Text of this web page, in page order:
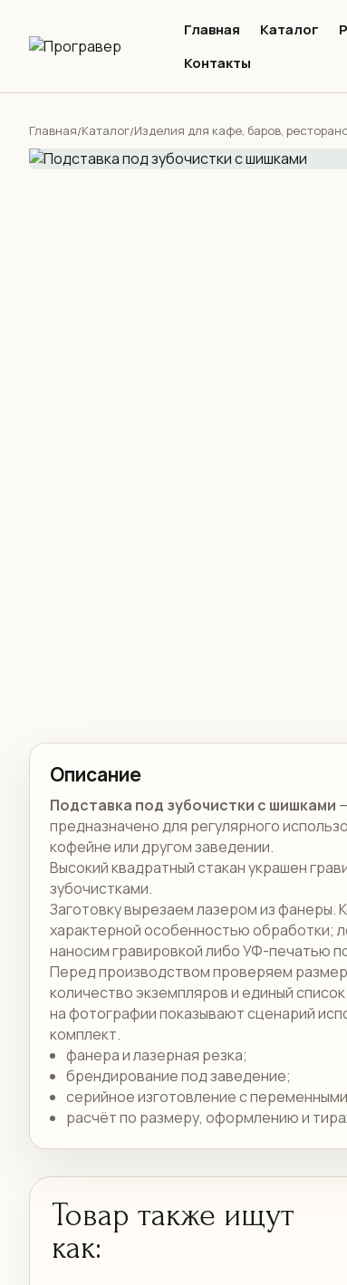
Главная Каталог
Контакты
Главная/Каталог/Изделия для кафе, баров,
Описание
Подставка под зубочистки с шишками
предназначено для регулярного
кофейне или другом заведении.
Высокий квадратный стакан украшен
зубочистками.
Заготовку вырезаем лазером из фанеры.
характерной особенностью обработки;
наносим гравировкой либо УФ-печатью
Перед производством проверяем
количество экземпляров и единый
на фотографии показывают сценарий
комплект.
фанера и лазерная резка;
брендирование под заведение;
серийное изготовление с
расчёт по размеру, оформлению и
Товар также ищут
как: